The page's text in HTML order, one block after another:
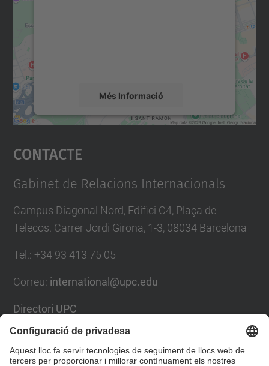
Més Informació
Accepta
powered by
Contacte
Gabinet de Relacions Internacionals
Campus Diagonal Nord, Edifici C4, Plaça de
Telecos. Carrer Jordi Girona, 1-3, 08034 Barcelona
Tel. : +34 93 413 75 05
Correu: international@upc.edu
Directori UPC
Formulari de contacte i bústia de suggeriments